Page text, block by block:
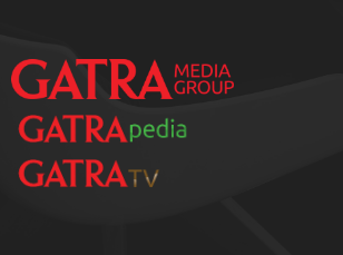
TERPOPULER